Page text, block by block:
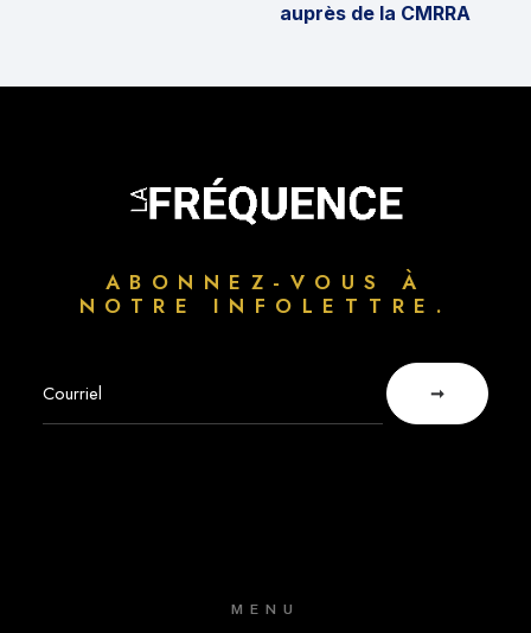
auprès de la CMRRA
ABONNEZ-VOUS À
NOTRE INFOLETTRE.
MENU